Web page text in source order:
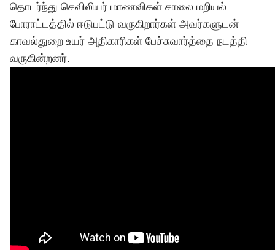
தொடர்ந்து செவிலியர் மாணவிகள் சாலை மறியல்
போராட்டத்தில் ஈடுபட்டு வருகிறார்கள் அவர்களுடன்
காவல்துறை உயர் அதிகாரிகள் பேச்சுவார்த்தை நடத்தி
வருகின்றனர்.